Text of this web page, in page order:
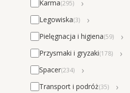
Karma(295) ›
Legowiska(3) ›
Pielęgnacja i higiena(59) ›
Przysmaki i gryzaki(178) ›
Spacer(234) ›
Transport i podróż(35) ›